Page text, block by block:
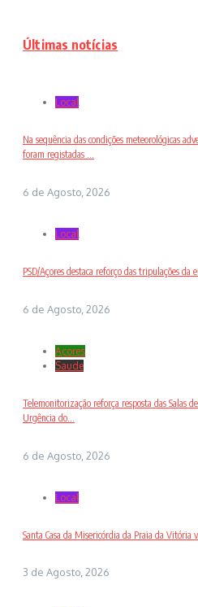
Últimas notícias
Local
Na sequência das condições meteorológicas
foram registadas ...
6 de Agosto, 2026
Local
PSD/Açores destaca reforço das tripulações
6 de Agosto, 2026
Açores
Saude
Telemonitorização reforça resposta das Salas
Urgência do...
6 de Agosto, 2026
Local
Santa Casa da Misericórdia da Praia da Vitória
3 de Agosto, 2026